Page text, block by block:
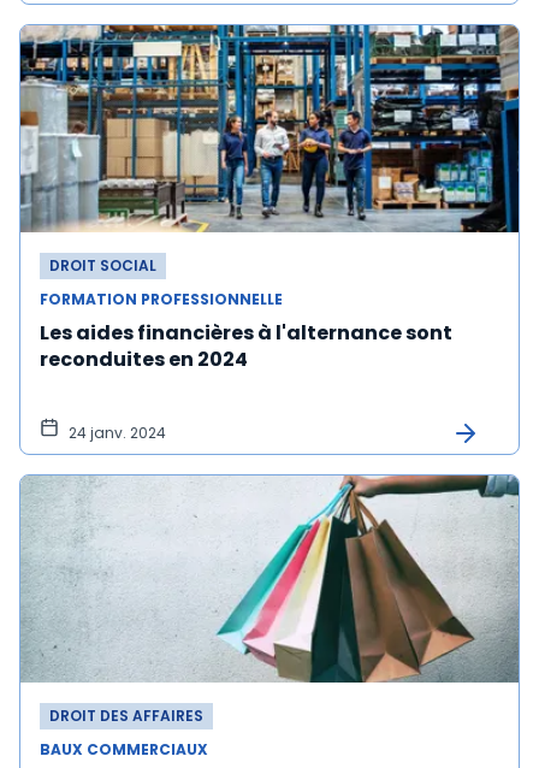
DROIT SOCIAL
FORMATION PROFESSIONNELLE
Les aides financières à l'alternance sont
reconduites en 2024
24 janv. 2024
DROIT DES AFFAIRES
BAUX COMMERCIAUX